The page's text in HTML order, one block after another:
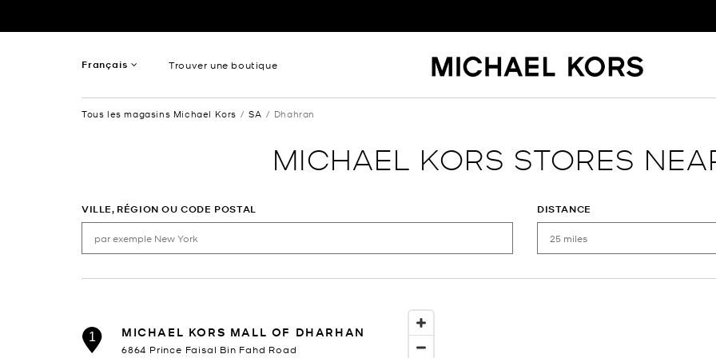
Français Trouver une boutique
Tous les magasins Michael Kors SA Dhahran
MICHAEL KORS STORES
VILLE, RÉGION OU CODE POSTAL DISTANCE
1 MICHAEL KORS MALL OF DHARHAN
6864 Prince Faisal Bin Fahd Road